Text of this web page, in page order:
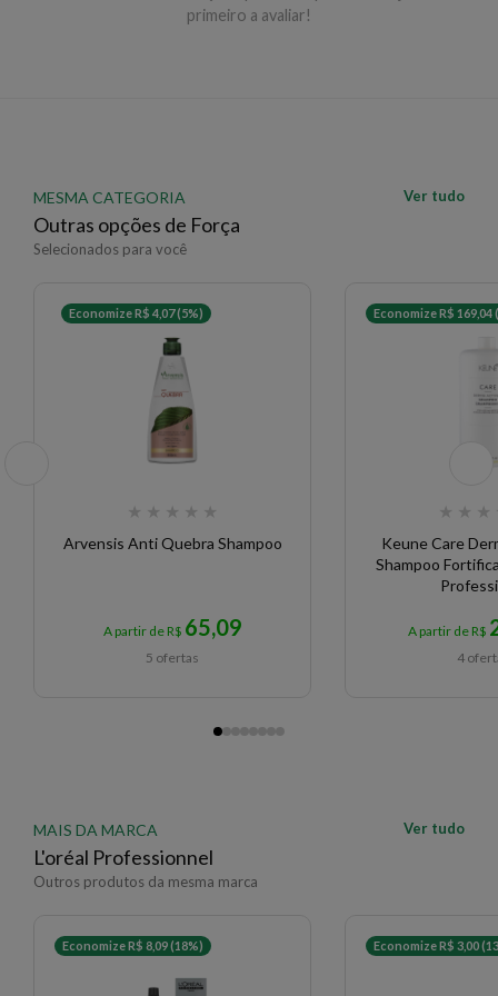
primeiro a avaliar!
MESMA CATEGORIA
Outras opções de Força
Selecionados para você
Ver tudo
Economize R$ 4,07 (5%)
★ ★ ★ ★ ★
Arvensis Anti Quebra Shampoo
A partir de R$ 65,09
5 ofertas
Economize R$ 169,04
★ ★ ★
Keune Care
Shampoo
A partir de R$
4
MAIS DA MARCA
L'oréal Professionnel
Outros produtos da mesma marca
Ver tudo
Economize R$ 8,09 (18%) Economize R$ 3,00